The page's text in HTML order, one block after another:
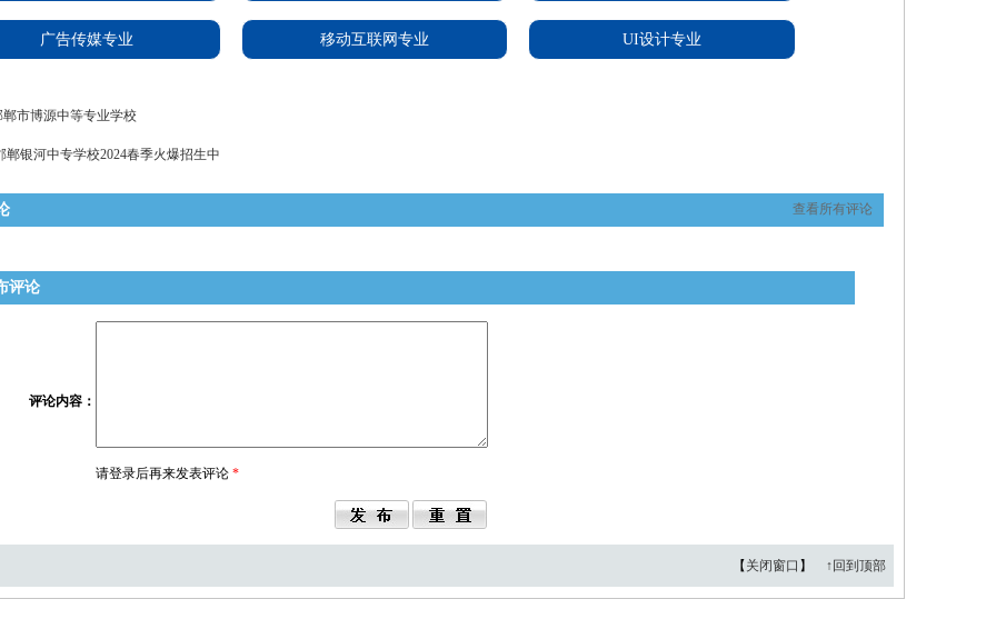
广告传媒专业 移动互联网专业 UI设计专业
郸市博源中等专业学校
郸银河中专学校2024春季火爆招生中
查看所有评论
评论
评论内容：
请登录后再来发表评论 *
【 关闭窗口 】 ↑回到顶部